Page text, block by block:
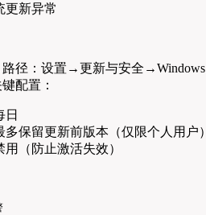
更新异常
路径：设置→更新与安全→Windows
配置：
日
多保留更新前版本（仅限个人用户
（防止激活失效）